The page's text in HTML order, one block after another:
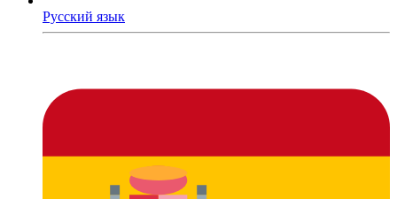
Русский язык